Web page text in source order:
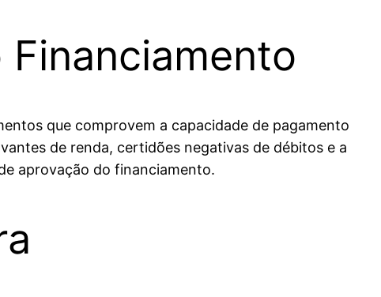
que comprovem a capacidade de pagamento
de renda, certidões negativas de débitos e a
aprovação do financiamento.